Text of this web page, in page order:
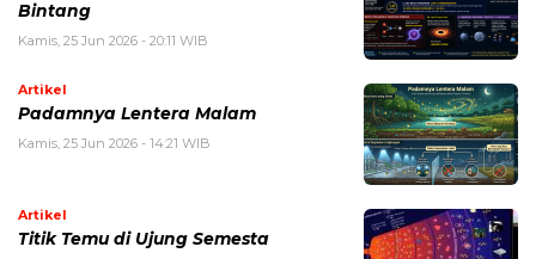
Bintang
Kamis, 25 Jun 2026 - 20:11 WIB
Artikel
Padamnya Lentera Malam
Kamis, 25 Jun 2026 - 14:21 WIB
Artikel
Titik Temu di Ujung Semesta